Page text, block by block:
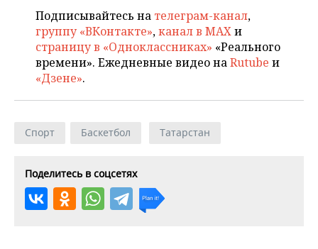
Подписывайтесь на телеграм-канал,
группу «ВКонтакте»,канал в MAXи
страницу в «Одноклассниках» «Реального
времени». Ежедневные видео наRutube и
«Дзене».
Спорт Баскетбол Татарстан
Поделитесь в соцсетях